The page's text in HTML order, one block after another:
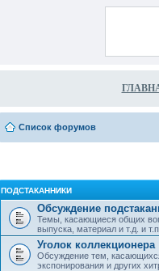
Список форумов
ПОДСТАКАННИКИ
Обсуждение
Темы, касающиеся общих
выпуска, материал и т.д. и
Уголок коллекционера
Обсуждение тем,
экспонирования и других